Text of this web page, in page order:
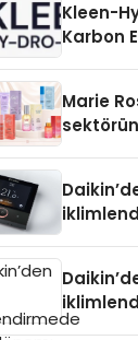
Kleen-
Karbon
Aldı
Marie
dönem: